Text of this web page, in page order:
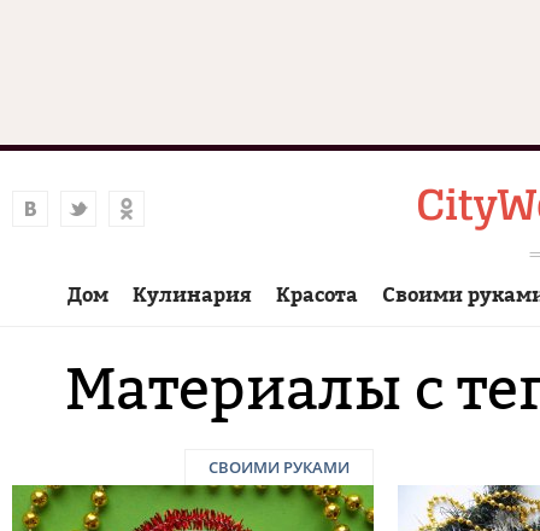
Дом Кулинария Красота Своими
Материалы с
СВОИМИ РУКАМИ
Страницы